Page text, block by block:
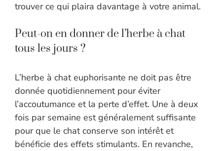
trouver ce qui plaira davantage à votre animal.
Peut-on en donner de l’herbe à chat
tous les jours ?
L’herbe à chat euphorisante ne doit pas être
donnée quotidiennement pour éviter
l’accoutumance et la perte d’effet. Une à deux
fois par semaine est généralement suffisante
pour que le chat conserve son intérêt et
bénéficie des effets stimulants. En revanche,